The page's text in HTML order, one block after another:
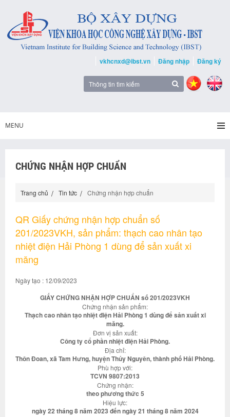
vkhcnxd@ibst.vn Đăng nhập Đăng ký
MENU
CHỨNG NHẬN HỢP CHUẨN
Trang chủ Tin tức Chứng nhận hợp chuẩn
QR Giấy chứng nhận hợp chuẩn số
201/2023VKH, sản phẩm: thạch cao nhân tạo
nhiệt điện Hải Phòng 1 dùng để sản xuất xi
măng
Ngày tạo : 12/09/2023
GIẤY CHỨNG NHẬN HỢP CHUẨN số 201/2023VKH
Chứng nhận sản phẩm:
Thạch cao nhân tạo nhiệt điện Hải Phòng 1 dùng để sản xuất xi
măng.
Đơn vị sản xuất:
Công ty cổ phần nhiệt điện Hải Phòng.
Địa chỉ:
Thôn Đoan, xã Tam Hưng, huyện Thủy Nguyên, thành phố Hải Phòng.
Phù hợp với:
TCVN 9807:2013
Chứng nhận:
theo phương thức 5
Hiệu lực:
ngày 22 tháng 8 năm 2023 đến ngày 21 tháng 8 năm 2024